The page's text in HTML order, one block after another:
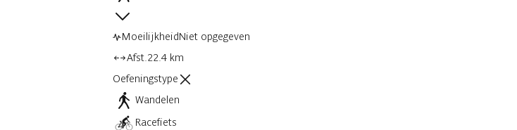
MoeilijkheidNiet opgegeven
Afst.22.4 km
Oefeningstype
Wandelen
Racefiets